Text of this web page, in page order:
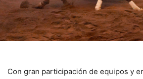
Con gran participación de equipos y